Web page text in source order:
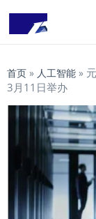
首页 » 人工智能 »
3月11日举办